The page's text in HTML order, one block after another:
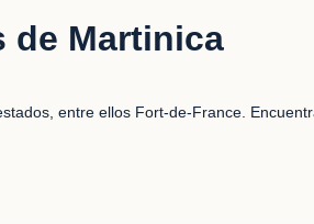
de Martinica
entre ellos Fort-de-France.